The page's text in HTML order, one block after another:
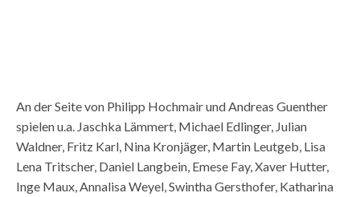
An der Seite von Philipp Hochmair und Andreas Guenther
spielen u.a. Jaschka Lämmert, Michael Edlinger, Julian
Waldner, Fritz Karl, Nina Kronjäger, Martin Leutgeb, Lisa
Lena Tritscher, Daniel Langbein, Emese Fay, Xaver Hutter,
Inge Maux, Annalisa Weyel, Swintha Gersthofer, Katharina